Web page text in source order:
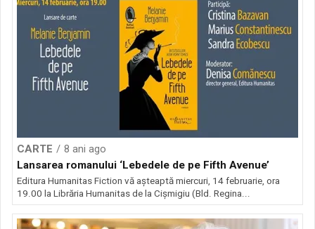
CARTE
8 ani ago
Lansarea romanului ‘Lebedele de pe Fifth Avenue’
Editura Humanitas Fiction vă așteaptă miercuri, 14 februarie, ora
19.00 la Librăria Humanitas de la Cișmigiu (Bld. Regina...